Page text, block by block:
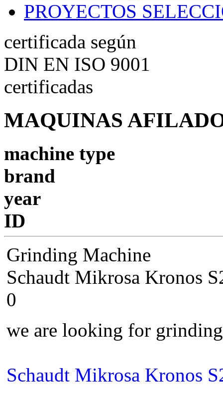
PROYECTOS
certificada según
DIN EN ISO 9001
certificadas
MAQUINAS
machine type
brand
year
ID
Grinding Machine
Schaudt Mikrosa Kronos
0
we are looking for
Schaudt Mikrosa Kronos